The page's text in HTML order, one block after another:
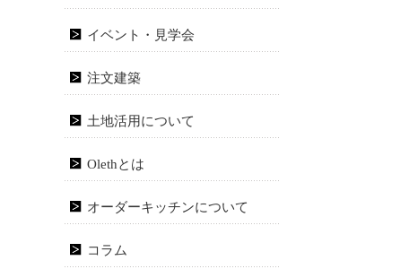
イベント・見学会
注文建築
土地活用について
Olethとは
オーダーキッチンについて
コラム